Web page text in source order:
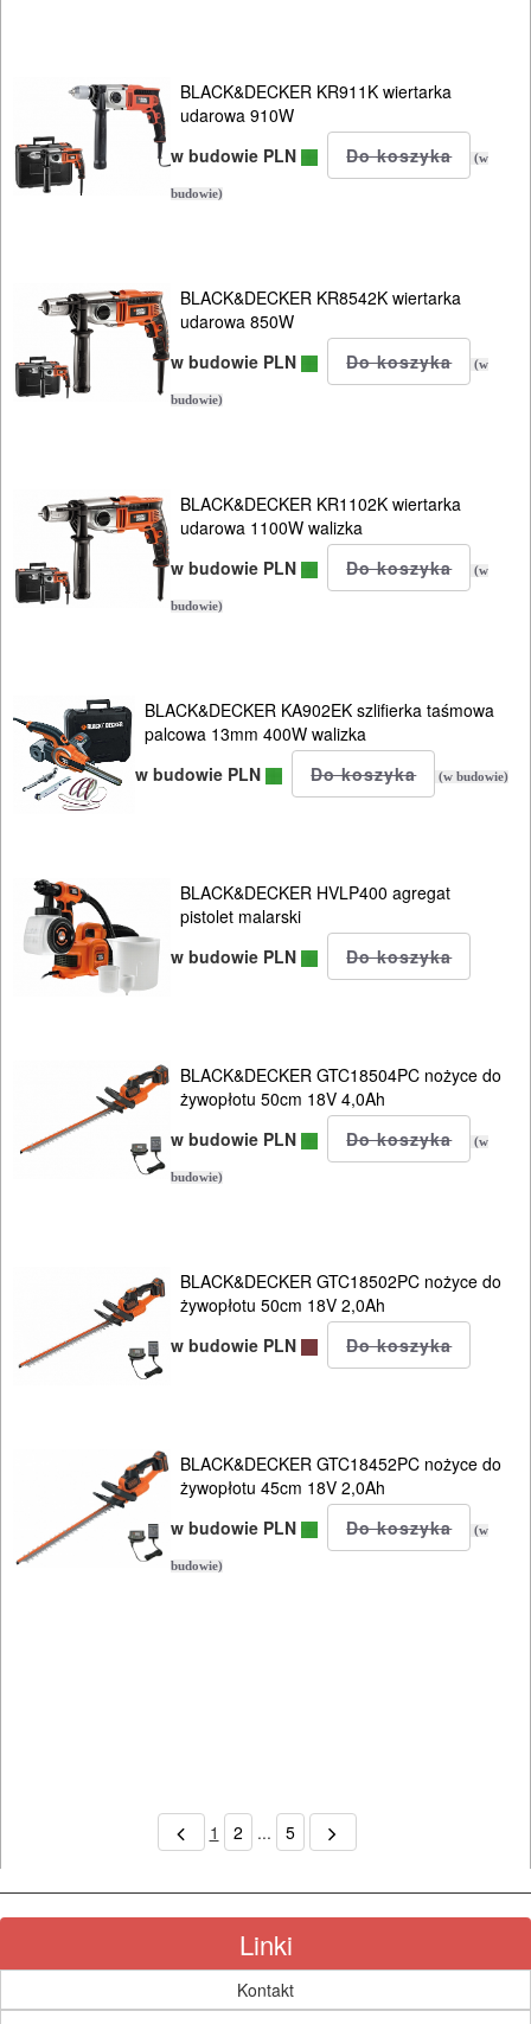
BLACK&DECKER KR911K wiertarka
udarowa 910W
w budowie PLN
(w
budowie)
BLACK&DECKER KR8542K wiertarka
udarowa 850W
w budowie PLN
(w
budowie)
BLACK&DECKER KR1102K wiertarka
udarowa 1100W walizka
w budowie PLN
(w
budowie)
BLACK&DECKER KA902EK szlifierka taśmowa
palcowa 13mm 400W walizka
w budowie PLN
(w budowie)
BLACK&DECKER HVLP400 agregat
pistolet malarski
w budowie PLN
BLACK&DECKER GTC18504PC nożyce do
żywopłotu 50cm 18V 4,0Ah
w budowie PLN
(w
budowie)
BLACK&DECKER GTC18502PC nożyce do
żywopłotu 50cm 18V 2,0Ah
w budowie PLN
BLACK&DECKER GTC18452PC nożyce do
żywopłotu 45cm 18V 2,0Ah
w budowie PLN
(w
budowie)
1 2 ... 5
Linki
Kontakt